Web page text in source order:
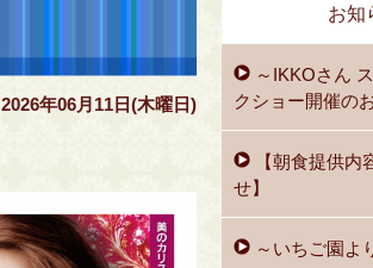
2026年06月11日(木曜日)
お知
～IKKOさん
クショー開催の
【朝食提供内
せ】
～いちご園よ